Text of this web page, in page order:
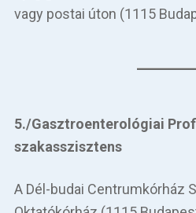
vagy postai úton (1115
5./Gasztroenterológiai
szakasszisztens
A Dél-budai Centrumkórház